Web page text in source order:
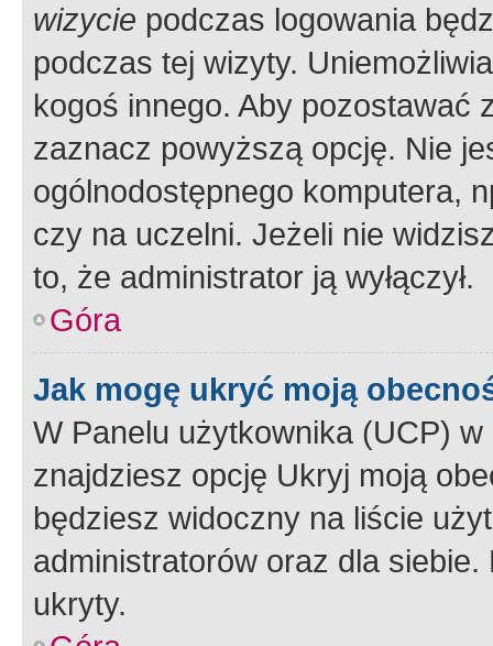
wizycie podczas logowania
podczas tej wizyty.
kogoś innego. Aby pozostawać
zaznacz powyższą opcję. Nie
ogólnodostępnego komputera,
czy na uczelni. Jeżeli nie
to, że administrator ją wyłączył.
Góra
Jak mogę ukryć moją
W Panelu użytkownika (UCP) w
znajdziesz opcję Ukryj moją
będziesz widoczny na liście
administratorów oraz dla
ukryty.